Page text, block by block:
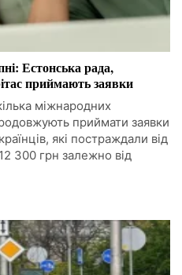
Естонська рада,
приймають заявки
міжнародних
приймати заявки
які постраждали від
300 грн залежно від